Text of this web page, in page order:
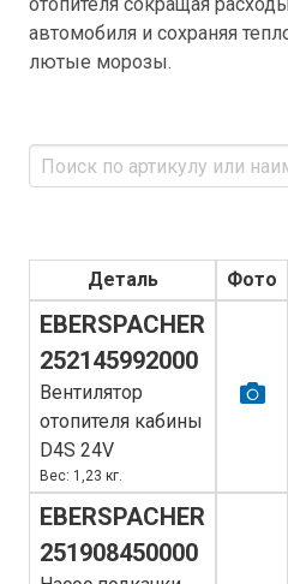
автомобиля и сохраняя
лютые морозы.
Деталь
Фото
EBERSPACHER
252145992000
Вентилятор
отопителя кабины
D4S 24V
Вес: 1,23 кг.
EBERSPACHER
251908450000